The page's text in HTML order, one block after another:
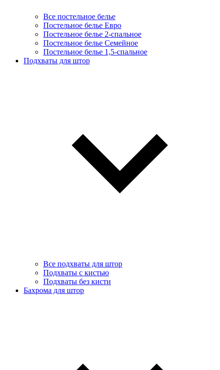
Все постельное белье
Постельное белье Евро
Постельное белье 2-спальное
Постельное белье Семейное
Постельное белье 1,5-спальное
Подхваты для штор
Все подхваты для штор
Подхваты с кистью
Подхваты без кисти
Бахрома для штор